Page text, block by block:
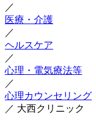
／
医療・介護
／
ヘルスケア
／
心理・電気療法等
／
心理カウンセリング
／ 大西クリニック